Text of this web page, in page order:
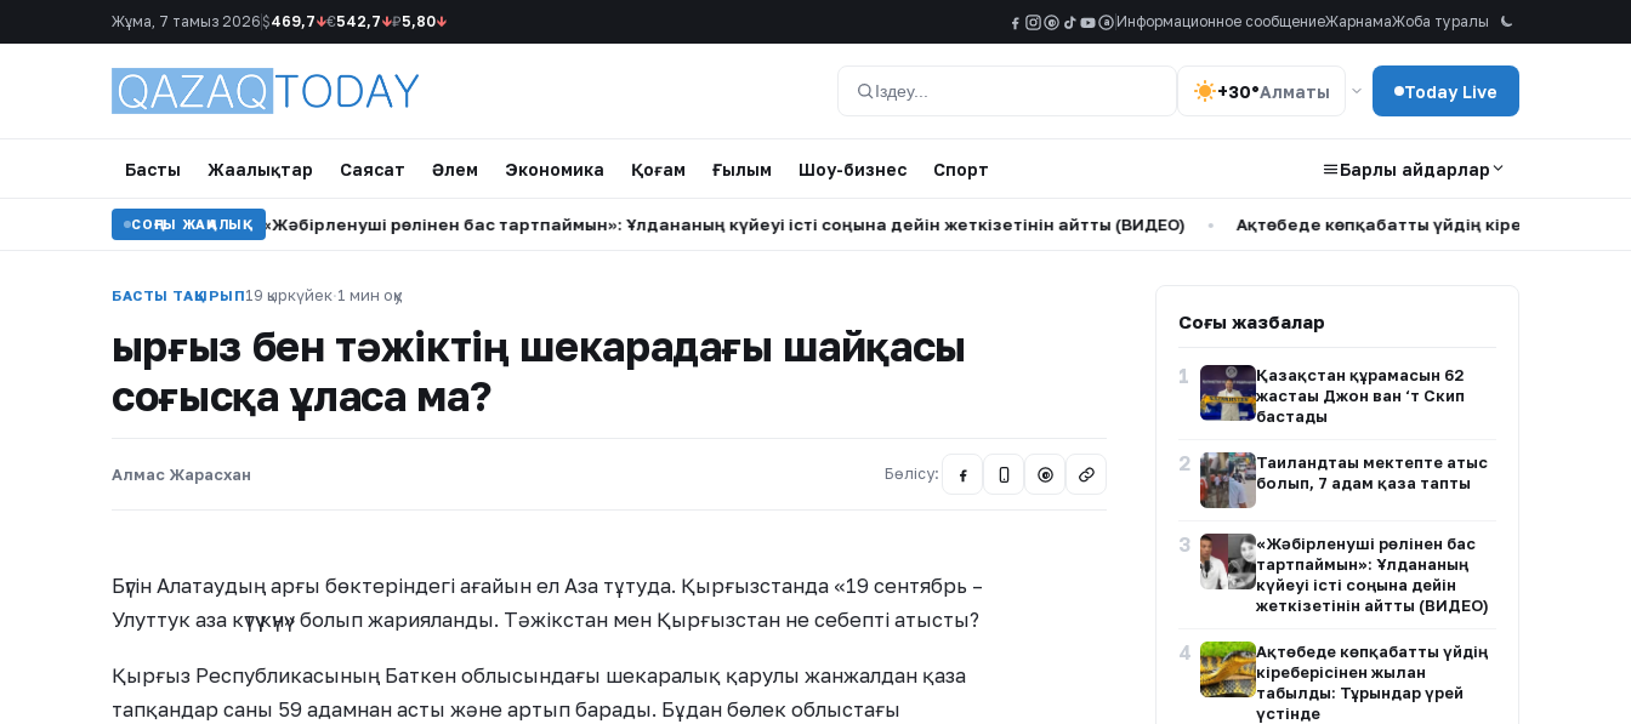
Жұма, 7 тамыз 2026 $469,7↓€542,7↓₽5,80↓ @ a Информационное сообщениеЖарнамаЖоба туралы
Іздеу
+30°Алматы Today Live
Басты Жаңалықтар Саясат Әлем Экономика Қоғам Ғылым Шоу-бизнес Спорт Барлық айдарлар
СОҢҒЫ ЖАҢАЛЫҚ
қаза тапты • «Жәбірленуші рөлінен бас тартпаймын»: Ұлдананың күйеуі істі соңына дейін жеткізетінін айтты (ВИДЕО) • Ақтөбеде көпқабатты үйдің кіреберісінен жылан
БАСТЫ ТАҚЫРЫП19 қыркүйек·1 мин оқу
Қырғыз бен тәжіктің шекарадағы шайқасы
соғысқа ұласа ма?
Алмас Жарасхан Бөлісу: @
Бүгін Алатаудың арғы бөктеріндегі ағайын ел Аза тұтуда. Қырғызстанда «19 сентябрь –
Улуттук аза күтүү күнү» болып жарияланды. Тәжікстан мен Қырғызстан не себепті атысты?
Қырғыз Республикасының Баткен облысындағы шекаралық қарулы жанжалдан қаза
тапқандар саны 59 адамнан асты және артып барады. Бұдан бөлек облыстағы
Соңғы жазбалар
1
Қазақстан құрамасын 62
жастағы Джон ван ‘т Скип
бастады
2
Таиландтағы мектепте атыс
болып, 7 адам қаза тапты
3
«Жәбірленуші рөлінен бас
тартпаймын»: Ұлдананың
күйеуі істі соңына дейін
жеткізетінін айтты (ВИДЕО)
4
Ақтөбеде көпқабатты үйдің
кіреберісінен жылан
табылды: Тұрғындар үрей
үстінде